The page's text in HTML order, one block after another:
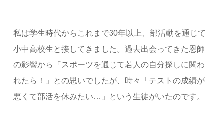
私は学生時代からこれまで30年以上、部活動を通じて
小中高校生と接してきました。過去出会ってきた恩師
の影響から「スポーツを通じて若人の自分探しに関わ
れたら！」との思いでしたが、時々「テストの成績が
悪くて部活を休みたい…」という生徒がいたのです。